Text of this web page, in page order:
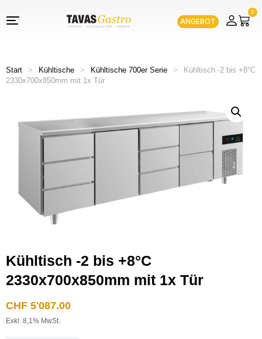
ANGEBOT
0
Start > Kühltische > Kühltische 700er Serie >
Kühltisch -2 bis +8°C
2330x700x850mm mit 1x Tür
Kühltisch -2 bis +8°C
2330x700x850mm mit 1x Tür
CHF 5'087.00
Exkl. 8,1% MwSt.